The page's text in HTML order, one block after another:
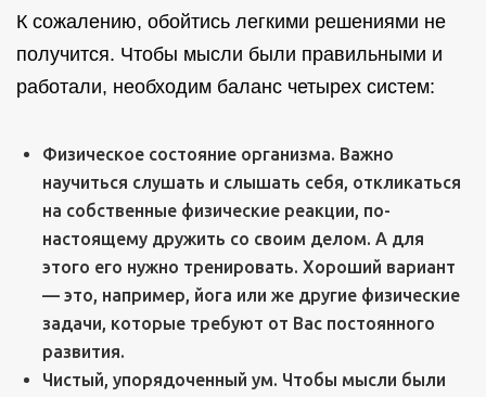
К сожалению, обойтись легкими решениями не
получится. Чтобы мысли были правильными и
работали, необходим баланс четырех систем:
Физическое состояние организма. Важно
научиться слушать и слышать себя, откликаться
на собственные физические реакции, по-
настоящему дружить со своим делом. А для
этого его нужно тренировать. Хороший вариант
— это, например, йога или же другие физические
задачи, которые требуют от Вас постоянного
развития.
Чистый, упорядоченный ум. Чтобы мысли были